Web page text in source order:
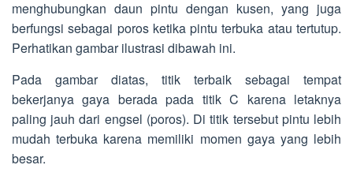
menghubungkan daun pintu dengan kusen, yang juga
berfungsi sebagai poros ketika pintu terbuka atau tertutup.
Perhatikan gambar ilustrasi dibawah ini.
Pada gambar diatas, titik terbaik sebagai tempat
bekerjanya gaya berada pada titik C karena letaknya
paling jauh dari engsel (poros). Di titik tersebut pintu lebih
mudah terbuka karena memiliki momen gaya yang lebih
besar.